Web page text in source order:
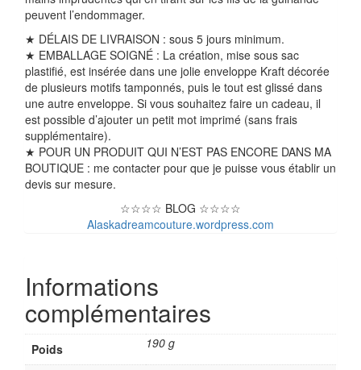
peuvent l’endommager.
★ DÉLAIS DE LIVRAISON : sous 5 jours minimum.
★ EMBALLAGE SOIGNÉ : La création, mise sous sac
plastifié, est insérée dans une jolie enveloppe Kraft décorée
de plusieurs motifs tamponnés, puis le tout est glissé dans
une autre enveloppe. Si vous souhaitez faire un cadeau, il
est possible d’ajouter un petit mot imprimé (sans frais
supplémentaire).
★ POUR UN PRODUIT QUI N’EST PAS ENCORE DANS MA
BOUTIQUE : me contacter pour que je puisse vous établir un
devis sur mesure.
☆☆☆☆ BLOG ☆☆☆☆
Alaskadreamcouture.wordpress.com
Informations
complémentaires
Poids 190 g